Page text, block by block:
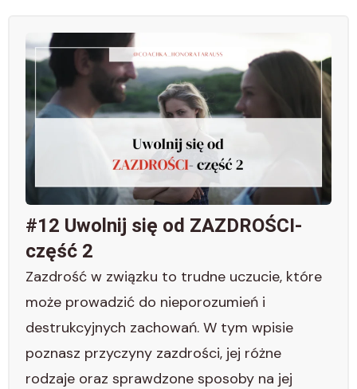
#12 Uwolnij się od ZAZDROŚCI-
część 2
Zazdrość w związku to trudne uczucie, które
może prowadzić do nieporozumień i
destrukcyjnych zachowań. W tym wpisie
poznasz przyczyny zazdrości, jej różne
rodzaje oraz sprawdzone sposoby na jej